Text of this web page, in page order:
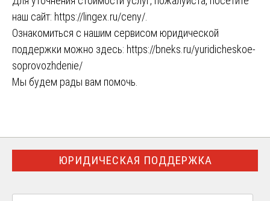
наш сайт: https://lingex.ru/ceny/
Ознакомиться с нашим сервисом юридической
поддержки можно здесь: https://bneks.ru/yuridicheskoe-
soprovozhdenie/
Мы будем рады вам помочь.
ЮРИДИЧЕСКАЯ ПОДДЕРЖКА